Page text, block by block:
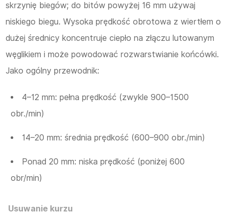
skrzynię biegów; do bitów powyżej 16 mm używaj
niskiego biegu. Wysoka prędkość obrotowa z wiertłem o
dużej średnicy koncentruje ciepło na złączu lutowanym
węglikiem i może powodować rozwarstwianie końcówki.
Jako ogólny przewodnik:
4–12 mm: pełna prędkość (zwykle 900–1500
obr./min)
14–20 mm: średnia prędkość (600–900 obr./min)
Ponad 20 mm: niska prędkość (poniżej 600
obr/min)
Usuwanie kurzu